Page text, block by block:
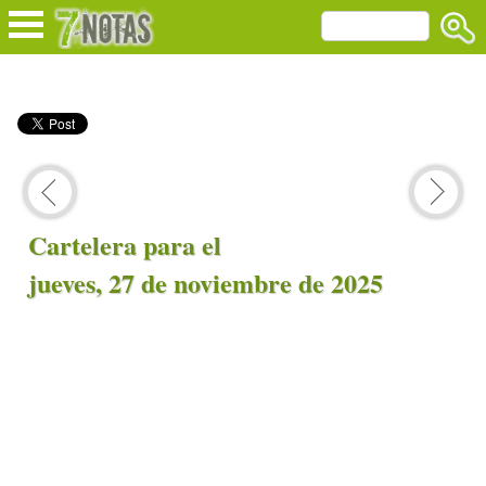
Cartelera para el
jueves, 27 de noviembre de 2025